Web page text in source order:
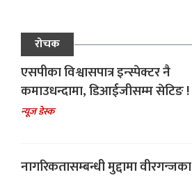
रोचक
एसपीका विश्वासपात्र इन्स्पेक्टर नै
कमाउधन्दामा, डिआईजीसम्म सेटिङ !
न्यूज डेस्क
नागरिकतासम्बन्धी मुद्दामा वीरगन्जका